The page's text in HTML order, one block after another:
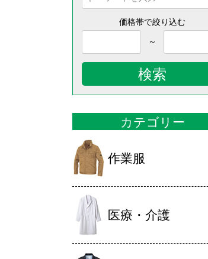
価格帯で絞り込む
～
検索
カテゴリー
作業服
医療・介護